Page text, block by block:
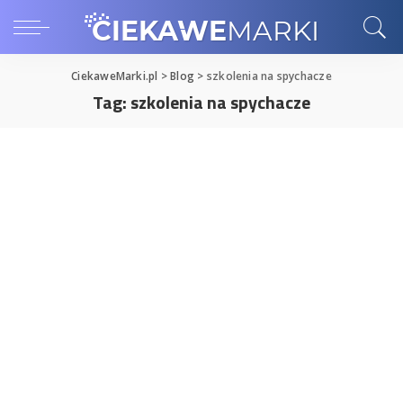
CiekaweMarki.pl >Blog > szkolenia na spychacze
Tag:szkolenia na spychacze